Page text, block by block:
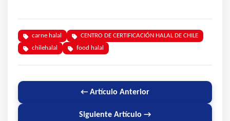
carne halal
CENTRO DE CERTIFICACIÓN HALAL DE CHILE
chilehalal
food halal
← Artículo Anterior
Siguiente Artículo →